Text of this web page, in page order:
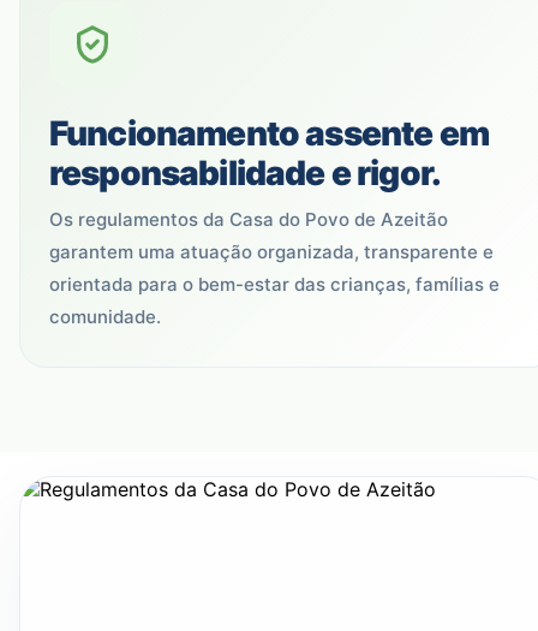
Funcionamento assente em
responsabilidade e rigor.
Os regulamentos da Casa do Povo de Azeitão
garantem uma atuação organizada, transparente e
orientada para o bem-estar das crianças, famílias e
comunidade.